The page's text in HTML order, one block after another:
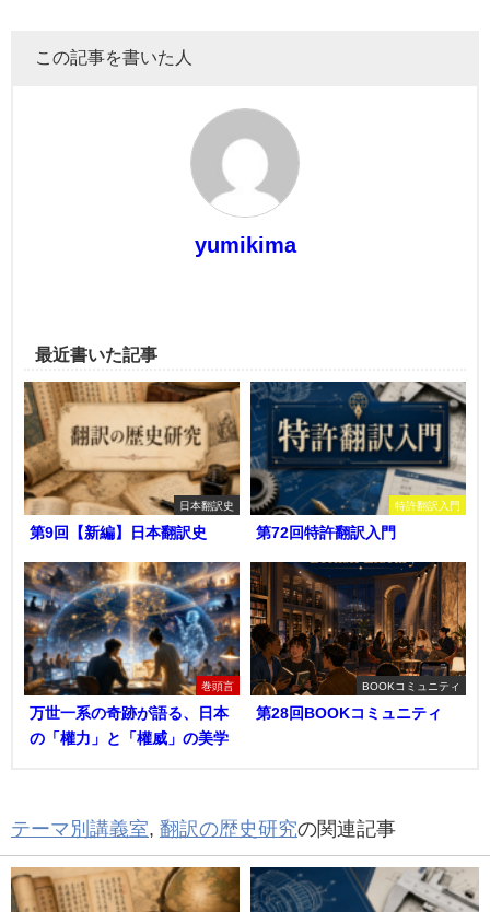
この記事を書いた人
yumikima
最近書いた記事
日本翻訳史
第9回【新編】日本翻訳史
特許翻訳入門
第72回特許翻訳入門
巻頭言
万世一系の奇跡が語る、日本
の「權力」と「權威」の美学
BOOKコミュニティ
第28回BOOKコミュニティ
テーマ別講義室 翻訳の歴史研究の関連記事